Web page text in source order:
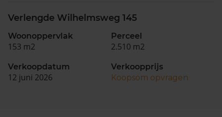
Verlengde Wilhelmsweg 145
Woonoppervlak
153 m2
Perceel
2.510 m2
Verkoopdatum
12 juni 2026
Verkoopprijs
Koopsom opvragen